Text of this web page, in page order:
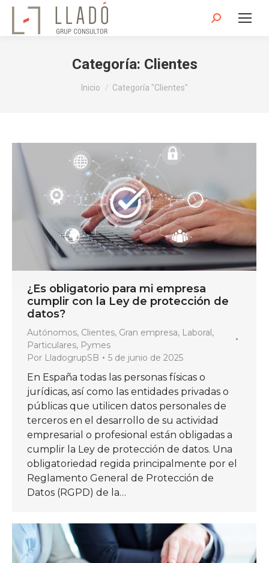
Buscar:
Categoría: Clientes
Estás aquí:
Inicio Categoría "Clientes"
¿Es obligatorio para mi empresa
cumplir con la Ley de protección de
datos?
Autónomos, Clientes, Gran empresa, Laboral,
Particulares, Pymes
Por LladogrupSB 5 de junio de 2025
En España todas las personas físicas o
jurídicas, así como las entidades privadas o
públicas que utilicen datos personales de
terceros en el desarrollo de su actividad
empresarial o profesional están obligadas a
cumplir la Ley de protección de datos. Una
obligatoriedad regida principalmente por el
Reglamento General de Protección de
Datos (RGPD) de la…